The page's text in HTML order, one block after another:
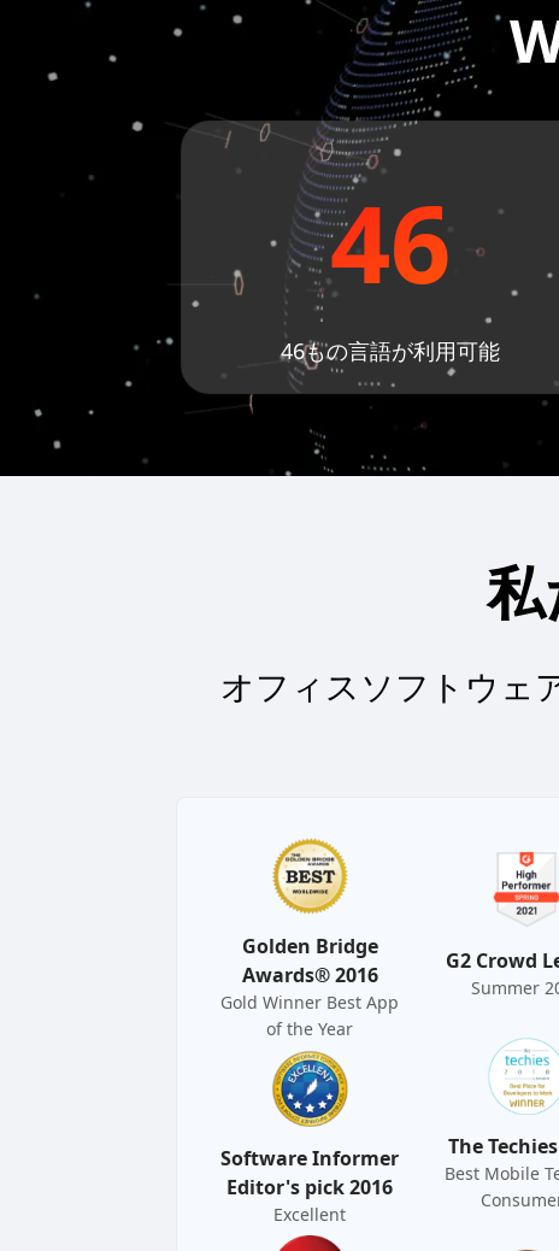
46
46もの言語が利用可能
オフィスソフトウェ
Golden Bridge
Awards® 2016
Gold Winner Best App
of the Year
Software Informer
Editor's pick 2016
Excellent
G2 Crowd
Summer
The
Best Mobile